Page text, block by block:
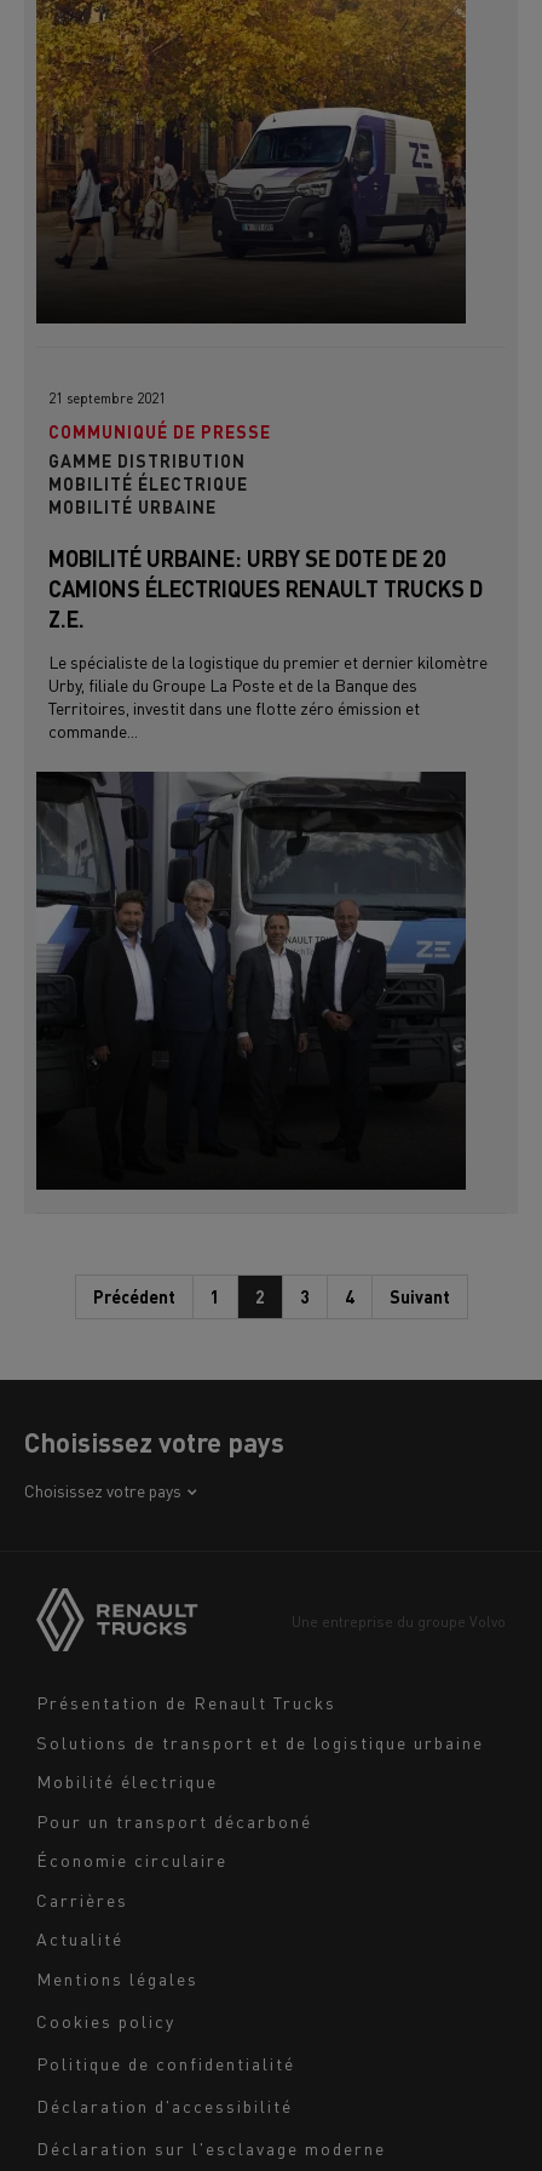
21 septembre 2021
COMMUNIQUÉ DE PRESSE
GAMME DISTRIBUTION
MOBILITÉ ÉLECTRIQUE
MOBILITÉ URBAINE
MOBILITÉ URBAINE: URBY SE DOTE DE 20
CAMIONS ÉLECTRIQUES RENAULT TRUCKS D
Z.E.
Le spécialiste de la logistique du premier et dernier kilomètre
Urby, filiale du Groupe La Poste et de la Banque des
Territoires, investit dans une flotte zéro émission et
commande...
Précédent 1 2 3 4 Suivant
Choisissez votre pays
Choisissez votre pays
Europe
Navigation
Présentation de Renault Trucks
Solutions de transport et de logistique urbaine
Mobilité électrique
Pour un transport décarboné
Économie circulaire
Carrières
Actualité
Une entreprise du groupe Volvo
bas
de
page
Mentions légales
Cookies policy
Politique de confidentialité
Déclaration d'accessibilité
Déclaration sur l'esclavage moderne